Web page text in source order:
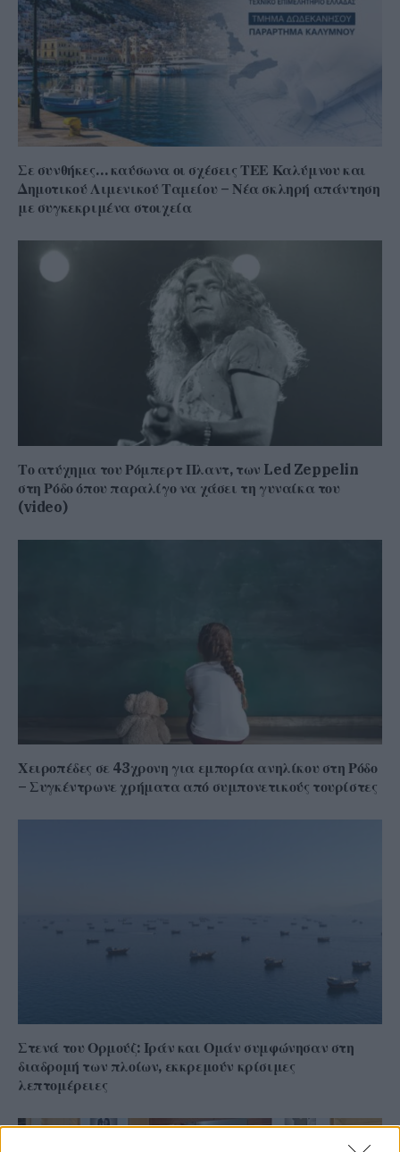
Σε συνθήκες… καύσωνα οι σχέσεις ΤΕΕ Καλύμνου και
Δημοτικού Λιμενικού Ταμείου – Νέα σκληρή απάντηση
με συγκεκριμένα στοιχεία
Το ατύχημα του Ρόμπερτ Πλαντ, των Led Zeppelin
στη Ρόδο όπου παραλίγο να χάσει τη γυναίκα του
(video)
Χειροπέδες σε 43χρονη για εμπορία ανηλίκου στη Ρόδο
– Συγκέντρωνε χρήματα από συμπονετικούς τουρίστες
Στενά του Ορμούζ: Ιράν και Ομάν συμφώνησαν στη
διαδρομή των πλοίων, εκκρεμούν κρίσιμες
λεπτομέρειες